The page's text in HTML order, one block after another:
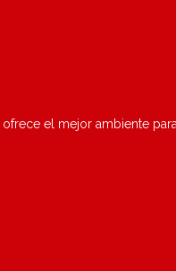
el mejor ambiente